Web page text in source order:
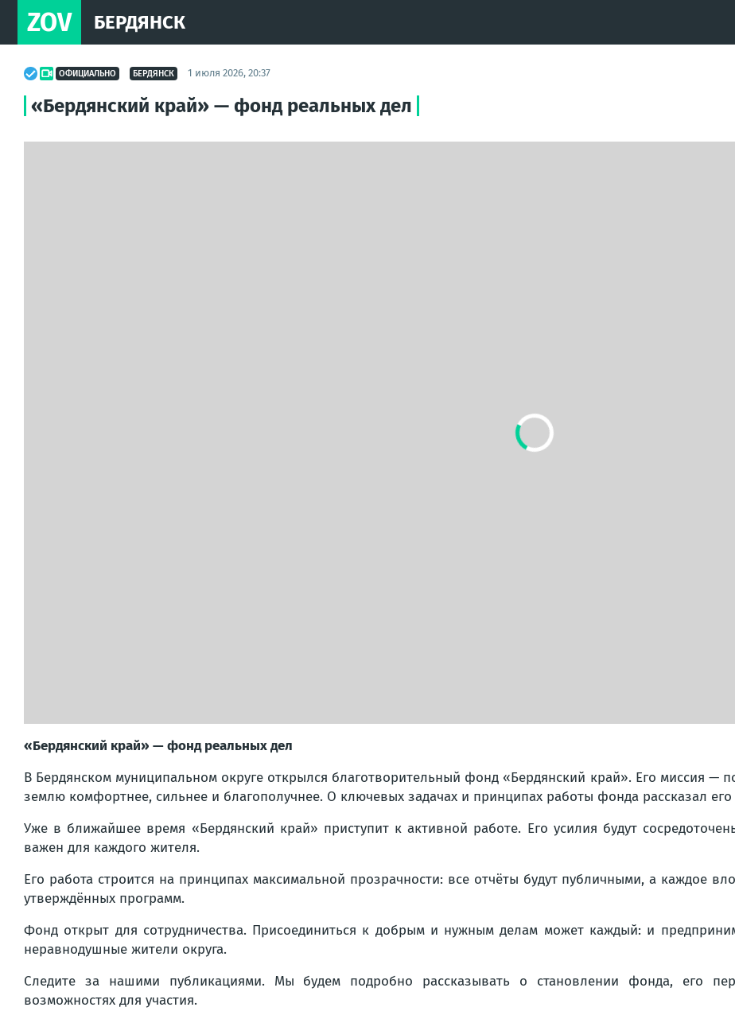
ZOV БЕРДЯНСК
ОФИЦИАЛЬНО БЕРДЯНСК 1 июля 2026, 20:37
«Бердянский край» — фонд реальных дел
«Бердянский край» — фонд реальных дел
В Бердянском муниципальном округе открылся благотворительный фонд «Бердянский край». Его миссия —
землю комфортнее, сильнее и благополучнее. О ключевых задачах и принципах работы фонда рассказал
Уже в ближайшее время «Бердянский край» приступит к активной работе. Его усилия будут
важен для каждого жителя.
Его работа строится на принципах максимальной прозрачности: все отчёты будут публичными, а каждое
утверждённых программ.
Фонд открыт для сотрудничества. Присоединиться к добрым и нужным делам может каждый: и
неравнодушные жители округа.
Следите за нашими публикациями. Мы будем подробно рассказывать о становлении фонда, его
возможностях для участия.